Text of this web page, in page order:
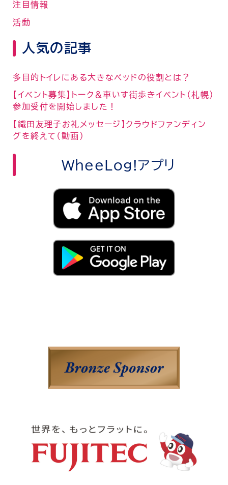
注目情報
活動
人気の記事
多目的トイレにある大きなベッドの役割とは？
【イベント募集】トーク＆車いす街歩きイベント（札幌）
参加受付を開始しました！
【織田友理子お礼メッセージ】クラウドファンディン
グを終えて（動画）
WheeLog!アプリ